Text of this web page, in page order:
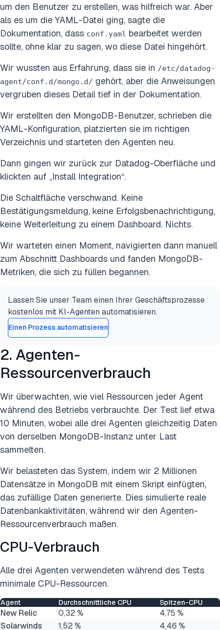
um den Benutzer zu erstellen, was hilfreich war. Aber
als es um die YAML-Datei ging, sagte die
Dokumentation, dass conf.yaml bearbeitet werden
sollte, ohne klar zu sagen, wo diese Datei hingehört.
Wir wussten aus Erfahrung, dass sie in /etc/datadog-
agent/conf.d/mongo.d/ gehört, aber die Anweisungen
vergruben dieses Detail tief in der Dokumentation.
Wir erstellten den MongoDB-Benutzer, schrieben die
YAML-Konfiguration, platzierten sie im richtigen
Verzeichnis und starteten den Agenten neu.
Dann gingen wir zurück zur Datadog-Oberfläche und
klickten auf „Install Integration“.
Die Schaltfläche verschwand. Keine
Bestätigungsmeldung, keine Erfolgsbenachrichtigung,
keine Weiterleitung zu einem Dashboard. Nichts.
Wir warteten einen Moment, navigierten dann manuell
zum Abschnitt Dashboards und fanden MongoDB-
Metriken, die sich zu füllen begannen.
Lassen Sie unser Team einen Ihrer Geschäftsprozesse
kostenlos mit KI-Agenten automatisieren.
Einen Prozess automatisieren
2. Agenten-
Ressourcenverbrauch
Wir überwachten, wie viel Ressourcen jeder Agent
während des Betriebs verbrauchte. Der Test lief etwa
10 Minuten, wobei alle drei Agenten gleichzeitig Daten
von derselben MongoDB-Instanz unter Last
sammelten.
Wir belasteten das System, indem wir 2 Millionen
Datensätze in MongoDB mit einem Skript einfügten,
das zufällige Daten generierte. Dies simulierte reale
Datenbankaktivitäten, während wir den Agenten-
Ressourcenverbrauch maßen.
CPU-Verbrauch
Alle drei Agenten verwendeten während des Tests
minimale CPU-Ressourcen.
Agent Durchschnittliche CPU Spitzen-CPU
New Relic 0,32 %
4,75 %
Solarwinds
1,52 % 4,46 %